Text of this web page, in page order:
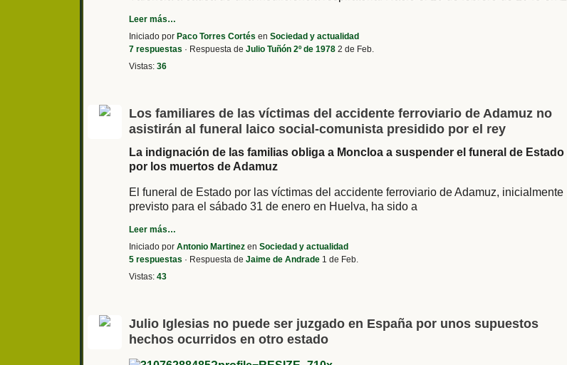
Leer más…
Iniciado por Paco Torres Cortés en Sociedad y actualidad
7 respuestas · Respuesta de Julio Tuñón 2º de 1978 2 de Feb.
Vistas: 36
Los familiares de las víctimas del accidente ferroviario de Adamuz no
asistirán al funeral laico social-comunista presidido por el rey
La indignación de las familias obliga a Moncloa a suspender el funeral de Estado
por los muertos de Adamuz
El funeral de Estado por las víctimas del accidente ferroviario de Adamuz, inicialmente
previsto para el sábado 31 de enero en Huelva, ha sido a
Leer más…
Iniciado por Antonio Martinez en Sociedad y actualidad
5 respuestas · Respuesta de Jaime de Andrade 1 de Feb.
Vistas: 43
Julio Iglesias no puede ser juzgado en España por unos supuestos
hechos ocurridos en otro estado